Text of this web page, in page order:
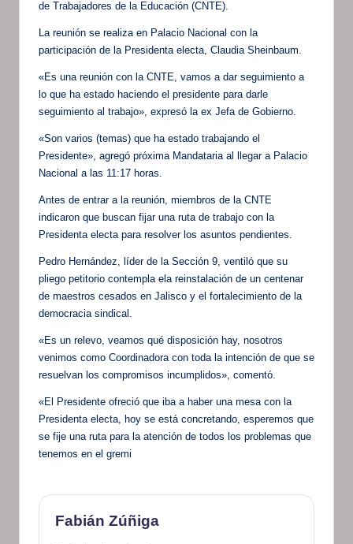
de Trabajadores de la Educación (CNTE).
La reunión se realiza en Palacio Nacional con la
participación de la Presidenta electa, Claudia Sheinbaum.
«Es una reunión con la CNTE, vamos a dar seguimiento a
lo que ha estado haciendo el presidente para darle
seguimiento al trabajo», expresó la ex Jefa de Gobierno.
«Son varios (temas) que ha estado trabajando el
Presidente», agregó próxima Mandataria al llegar a Palacio
Nacional a las 11:17 horas.
Antes de entrar a la reunión, miembros de la CNTE
indicaron que buscan fijar una ruta de trabajo con la
Presidenta electa para resolver los asuntos pendientes.
Pedro Hernández, líder de la Sección 9, ventiló que su
pliego petitorio contempla ela reinstalación de un centenar
de maestros cesados en Jalisco y el fortalecimiento de la
democracia sindical.
«Es un relevo, veamos qué disposición hay, nosotros
venimos como Coordinadora con toda la intención de que se
resuelvan los compromisos incumplidos», comentó.
«El Presidente ofreció que iba a haber una mesa con la
Presidenta electa, hoy se está concretando, esperemos que
se fije una ruta para la atención de todos los problemas que
tenemos en el gremi
Fabián Zúñiga